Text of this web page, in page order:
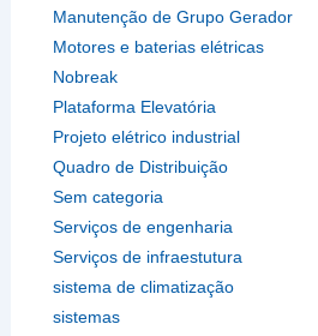
Manutenção de Grupo Gerador
Motores e baterias elétricas
Nobreak
Plataforma Elevatória
Projeto elétrico industrial
Quadro de Distribuição
Sem categoria
Serviços de engenharia
Serviços de infraestutura
sistema de climatização
sistemas